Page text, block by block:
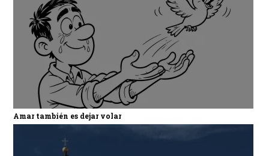
Amar también es dejar volar